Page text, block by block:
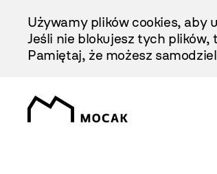
Treści
Używamy plików cookies, aby
Jeśli nie blokujesz tych plików,
Pamiętaj, że możesz